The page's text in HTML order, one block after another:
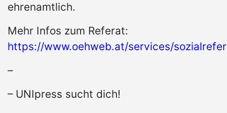
ehrenamtlich.
Mehr Infos zum Referat:
https://www.oehweb.at/services/
–
– UNIpress sucht dich!